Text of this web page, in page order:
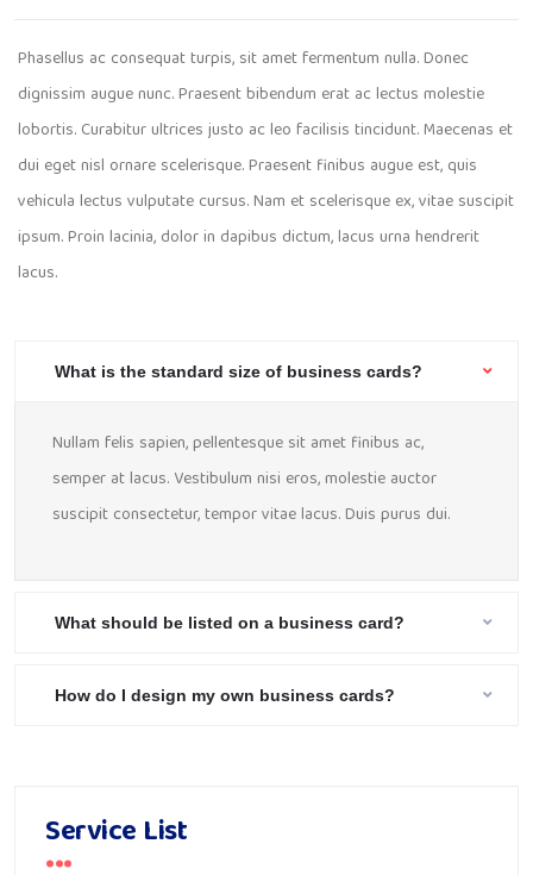
Phasellus ac consequat turpis, sit amet fermentum nulla. Donec
dignissim augue nunc. Praesent bibendum erat ac lectus molestie
lobortis. Curabitur ultrices justo ac leo facilisis tincidunt. Maecenas et
dui eget nisl ornare scelerisque. Praesent finibus augue est, quis
vehicula lectus vulputate cursus. Nam et scelerisque ex, vitae suscipit
ipsum. Proin lacinia, dolor in dapibus dictum, lacus urna hendrerit
lacus.
What is the standard size of business cards?
Nullam felis sapien, pellentesque sit amet finibus ac,
semper at lacus. Vestibulum nisi eros, molestie auctor
suscipit consectetur, tempor vitae lacus. Duis purus dui.
What should be listed on a business card?
How do I design my own business cards?
Service List